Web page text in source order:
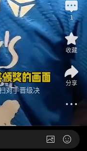
对手晋级决
1
收藏
分享